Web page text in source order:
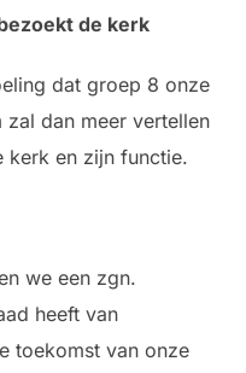
de kerk
dat groep 8 onze
dan meer vertellen
kerk en zijn functie.
we een zgn.
heeft van
toekomst van onze